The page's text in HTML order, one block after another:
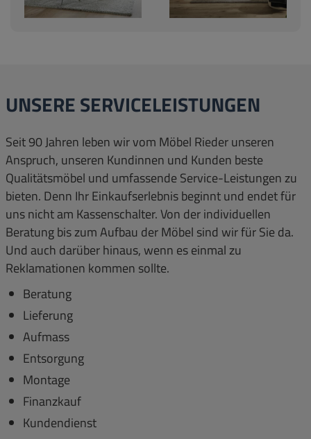
UNSERE SERVICELEISTUNGEN
Seit 90 Jahren leben wir vom Möbel Rieder unseren
Anspruch, unseren Kundinnen und Kunden beste
Qualitätsmöbel und umfassende Service-Leistungen zu
bieten. Denn Ihr Einkaufserlebnis beginnt und endet für
uns nicht am Kassenschalter. Von der individuellen
Beratung bis zum Aufbau der Möbel sind wir für Sie da.
Und auch darüber hinaus, wenn es einmal zu
Reklamationen kommen sollte.
Beratung
Lieferung
Aufmass
Entsorgung
Montage
Finanzkauf
Kundendienst